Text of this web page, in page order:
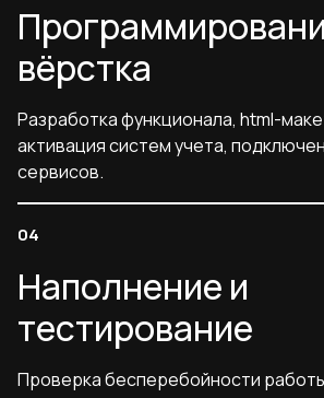
вёрстка
Разработка функционала, html-
активация систем учета,
сервисов.
Наполнение и
тестирование
Проверка бесперебойности